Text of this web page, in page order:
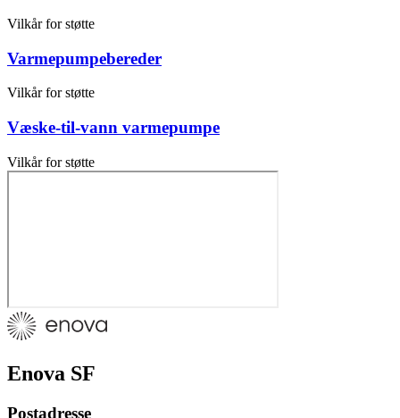
Vilkår for støtte
Varmepumpebereder
Vilkår for støtte
Væske-til-vann varmepumpe
Vilkår for støtte
Enova SF
Postadresse